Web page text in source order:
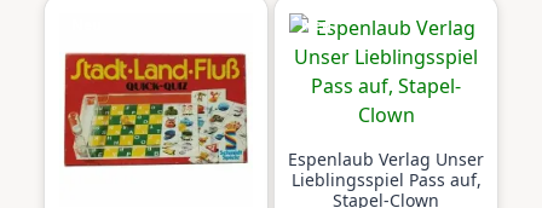
Neu
Espenlaub Verlag Unser
Lieblingsspiel Pass auf,
Stapel-Clown